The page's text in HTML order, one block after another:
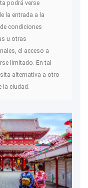
podrá verse
la entrada a la
condiciones
u otras
el acceso a
limitado. En tal
alternativa a otro
la ciudad.